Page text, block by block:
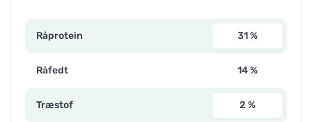
Råprotein 31 %
Råfedt 14 %
Træstof 2 %